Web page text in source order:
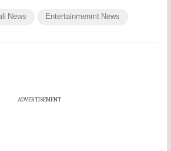
News Entertainmenmt News
ADVERTISEMENT